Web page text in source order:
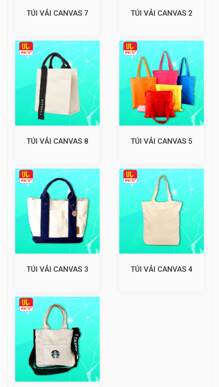
TÚI VẢI CANVAS 7 TÚI VẢI CANVAS 2
TÚI VẢI CANVAS 8 TÚI VẢI CANVAS 5
TÚI VẢI CANVAS 3 TÚI VẢI CANVAS 4